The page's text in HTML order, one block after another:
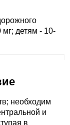
детям - 10-
необходим
и
в